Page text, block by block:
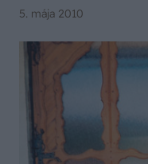
5. mája 2010